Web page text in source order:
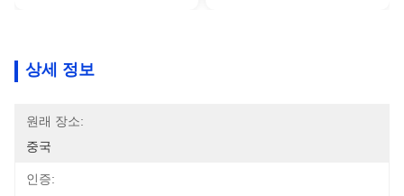
상세 정보
원래 장소:
중국
인증: